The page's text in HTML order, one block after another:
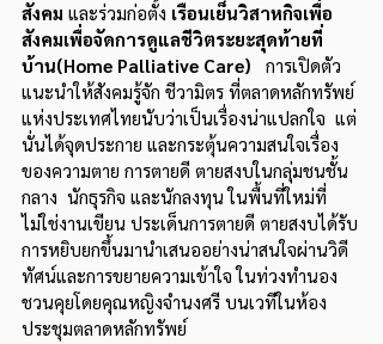
สังคม และร่วมก่อตั้ง เรือนเย็นวิสาหกิจเพื่อ
สังคมเพื่อจัดการดูแลชีวิตระยะสุดท้ายที่
บ้าน(Home Palliative Care)
  การเปิดตัว
แนะนำให้สังคมรู้จัก ชีวามิตร ที่ตลาดหลักทรัพย์
แห่งประเทศไทยนับว่าเป็นเรื่องน่าแปลกใจ  แต่
นั่นได้จุดประกาย และกระตุ้นความสนใจเรื่อง
ของความตาย การตายดี ตายสงบในกลุ่มชนชั้น
กลาง  นักธุรกิจ และนักลงทุน ในพื้นที่ใหม่ที่
ไม่ใช่งานเขียน ประเด็นการตายดี ตายสงบได้รับ
การหยิบยกขึ้นมานำเสนออย่างน่าสนใจผ่านวิดี
ทัศน์และการขยายความเข้าใจ ในท่วงทำนอง
ชวนคุยโดยคุณหญิงจำนงศรี บนเวทีในห้อง
ประชุมตลาดหลักทรัพย์